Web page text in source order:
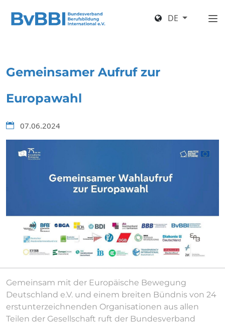
DE
Gemeinsamer Aufruf zur
Europawahl
07.06.2024
Gemeinsam mit der Europäische Bewegung
Deutschland e.V. und einem breiten Bündnis von 24
erstunterzeichnenden Organisationen aus allen
Teilen der Gesellschaft ruft der Bundesverband